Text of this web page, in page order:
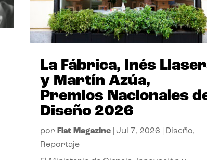
La Fábrica, Inés
y Martín Azúa,
Premios Nacionales
Diseño 2026
por Flat Magazine| Jul 7, 2026 Diseño,
Reportaje